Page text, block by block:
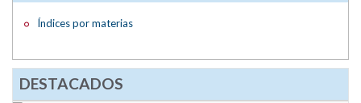
Índices por materias
DESTACADOS